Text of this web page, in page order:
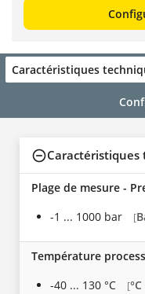
Caractéristiques
Caractéristiques
Plage de mesure -
-1 ... 1000 bar
[
Température process
-40 ... 130 °C
[°C